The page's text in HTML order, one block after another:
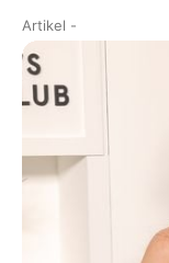
Artikel -